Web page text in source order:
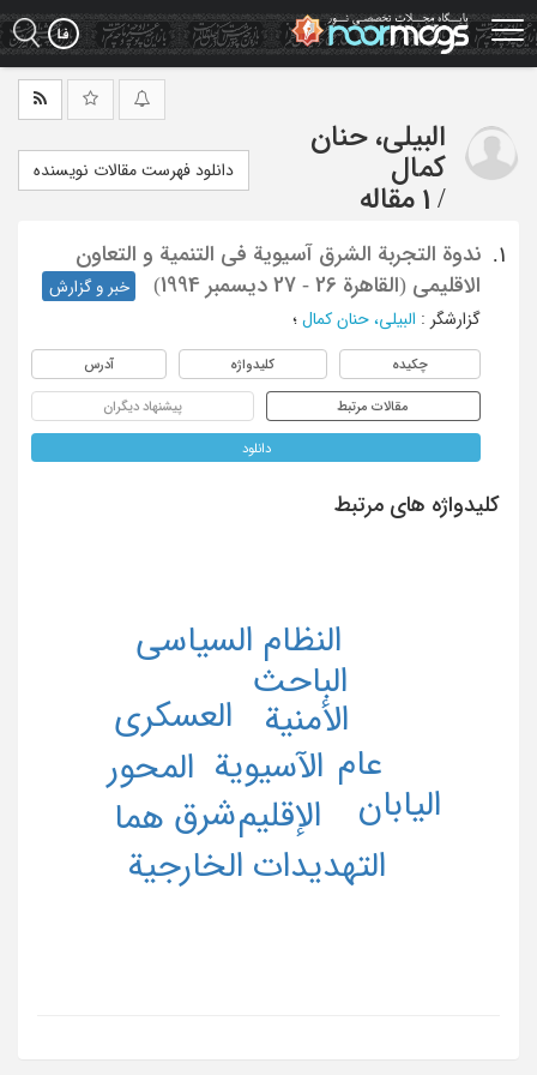
Skip
to
main
البیلی، حنان
کمال
/ 1 مقاله
دانلود فهرست مقالات نویسنده
1.
ندوة التجربة الشرق آسیویة فی التنمیة و التعاون
الاقلیمی (القاهرة 26 - 27 دیسمبر 1994)
خبر و گزارش
گزارشگر : البیلی، حنان کمال ؛
چکیده کلیدواژه آدرس
مقالات مرتبط پیشنهاد دیگران
دانلود
کلیدواژه های مرتبط
الآسیویة
الإقلیم
الأمنیة
الباحث
التهدیدات الخارجیة
العسکری
المحور
النظام السیاسی
الیابان شرق
عام
هما